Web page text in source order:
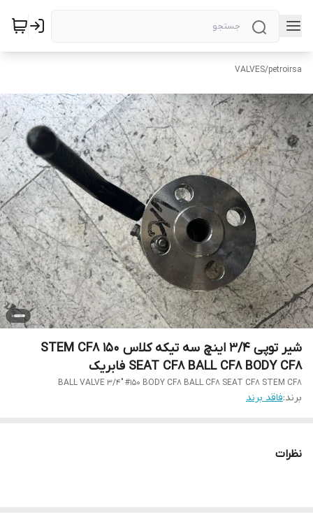
petroirsa
/
VALVES
شیر توپی 3/4 اینچ سه تیکه کلاس 150 STEM CF8
SEAT CF8 BALL CF8 BODY CF8 فابریک
BALL VALVE 3/4" #150 BODY CF8 BALL CF8 SEAT CF8 STEM CF8
برند:فاقد برند
نظرات